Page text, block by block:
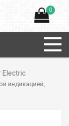
0
Electric
индикацией,